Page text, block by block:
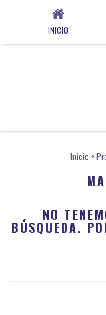
INICIO
Inicio >
NO
BÚSQUEDA.